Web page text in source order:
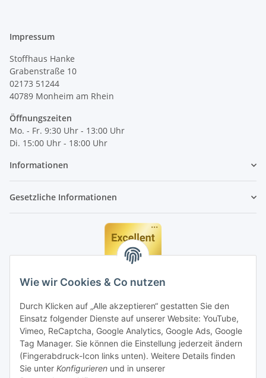
Wie wir Cookies & Co nutzen
Durch Klicken auf „Alle akzeptieren“ gestatten Sie den
Einsatz folgender Dienste auf unserer Website: YouTube,
Vimeo, ReCaptcha, Google Analytics, Google Ads, Google
Tag Manager. Sie können die Einstellung jederzeit ändern
(Fingerabdruck-Icon links unten). Weitere Details finden
Sie unter Konfigurieren und in unserer
Impressum
Stoffhaus Hanke
Grabenstraße 10
02173 51244
40789 Monheim am Rhein
Öffnungszeiten
Mo. - Fr. 9:30 Uhr - 13:00 Uhr
Di. 15:00 Uhr - 18:00 Uhr
Informationen
Gesetzliche Informationen